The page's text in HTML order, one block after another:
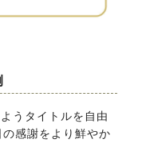
うタイトルを自由
感謝をより鮮やか